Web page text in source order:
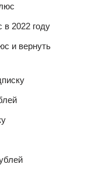
2022 году
и вернуть